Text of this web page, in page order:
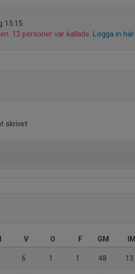
15:15
13 personer var kallade. Logga in här
skrivet
V O F GM IM
6 1 1 48 13